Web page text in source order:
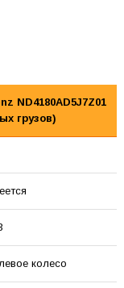
ND4180AD5J7Z01
грузов)
колесо